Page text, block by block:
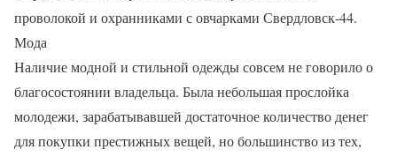
проволокой и охранниками с овчарками Свердловск-44.
Мода
Наличие модной и стильной одежды совсем не говорило о
благосостоянии владельца. Была небольшая прослойка
молодежи, зарабатывавшей достаточное количество денег
для покупки престижных вещей, но большинство из тех,